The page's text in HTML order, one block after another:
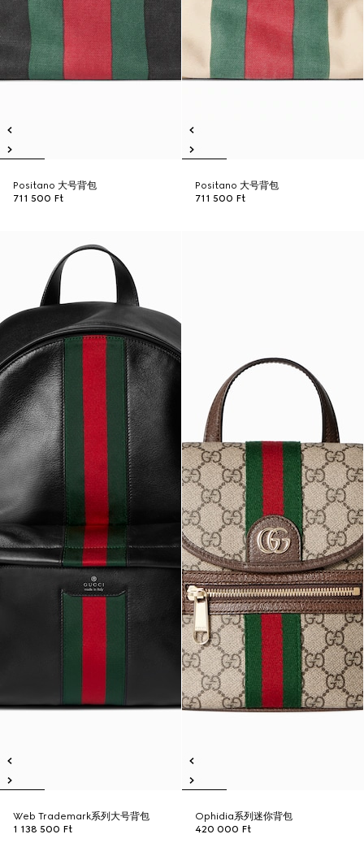
Positano 大号背包
711 500 Ft
Positano 大号背包
711 500 Ft
Web Trademark系列大号背包
1 138 500 Ft
Ophidia系列迷你背包
420 000 Ft